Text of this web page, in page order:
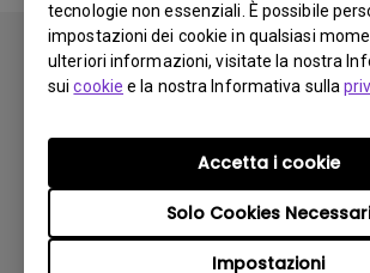
tecnologie non essenziali. È possibile
impostazioni dei cookie in qualsiasi
ulteriori informazioni, visitate la nostra
suicookie e la nostra Informativa sulla
Impostazioni
Solo Cookies Necessari
Accetta i cookie